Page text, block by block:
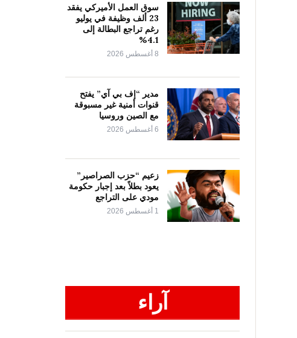
سوق العمل الأميركي يفقد
23 ألف وظيفة في يوليو
رغم تراجع البطالة إلى
4.1%
8 أغسطس 2026
مدير “إف بي آي” يفتح
قنوات أمنية غير مسبوقة
مع الصين وروسيا
6 أغسطس 2026
زعيم “حزب الصراصير”
يعود بطلاً بعد إجبار حكومة
مودي على التراجع
1 أغسطس 2026
آراء